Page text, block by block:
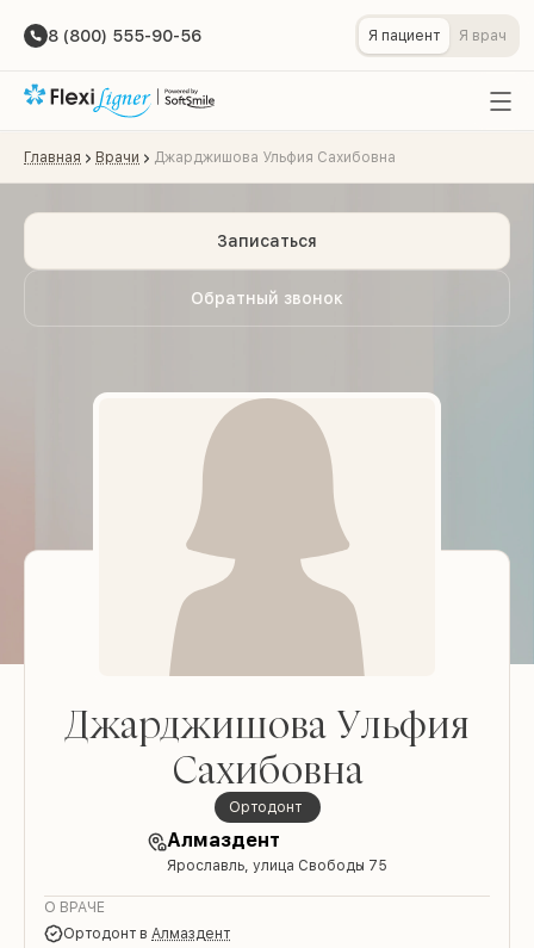
8 (800) 555-90-56 Я пациент Я врач
Главная Врачи Джарджишова Ульфия Сахибовна
Обратный звонок
Записаться
Джарджишова Ульфия
Сахибовна
Ортодонт
Алмаздент
Ярославль, улица Свободы 75
О ВРАЧЕ
Ортодонт в Алмаздент